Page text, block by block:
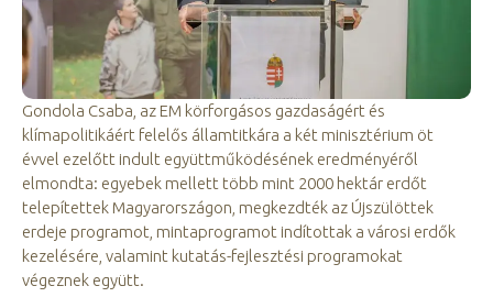
Gondola Csaba, az EM körforgásos gazdaságért és
klímapolitikáért felelős államtitkára a két minisztérium öt
évvel ezelőtt indult együttműködésének eredményéről
elmondta: egyebek mellett több mint 2000 hektár erdőt
telepítettek Magyarországon, megkezdték az Újszülöttek
erdeje programot, mintaprogramot indítottak a városi erdők
kezelésére, valamint kutatás-fejlesztési programokat
végeznek együtt.